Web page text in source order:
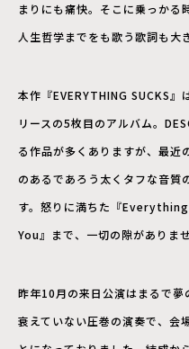
まりにも痛快。そこに乗っかる
人生哲学までをも歌う歌詞も大
本作『EVERYTHING SUCKS
リースの5枚目のアルバム。
る作品が多くありますが、最近
のあるであろう太くタフな音質
す。怒りに満ちた『
You』まで、一切の隙がありませ
昨年10月の来日公演はまるで夢
衰えていない圧巻の演奏で、会